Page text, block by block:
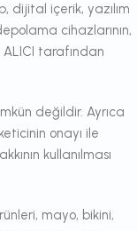
dijital içerik, yazılım
cihazlarının,
tarafından
değildir. Ayrıca
onayı ile
kullanılması
mayo, bikini,